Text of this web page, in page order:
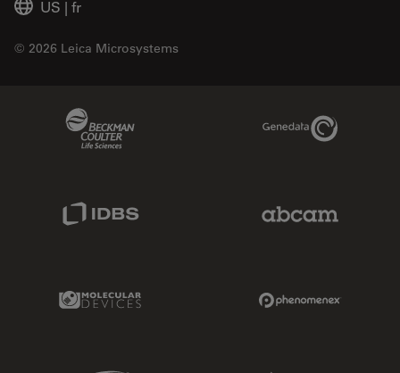
US | fr
© 2026 Leica Microsystems
Genedata Link
IDBS Link
Molecular Devices Link